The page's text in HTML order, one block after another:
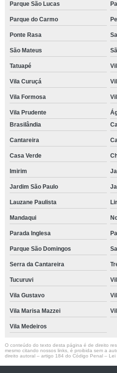
Parque São Lucas
Parque do Carmo
Ponte Rasa
São Mateus
Tatuapé
Vila Curuçá
Vila Formosa
Vila Prudente
Brasilândia
Cantareira
Casa Verde
Imirim
Jardim São Paulo
Lauzane Paulista
Mandaqui
Parada Inglesa
Parque São Domingos
Serra da Cantareira
Tucuruvi
Vila Gustavo
Vila Marisa Mazzei
Vila Medeiros
O conteúdo do texto desta página é de direito
mesmo citando nossos links, é proibida sem a
direito autoral – artigo 184 do Código Penal – Lei